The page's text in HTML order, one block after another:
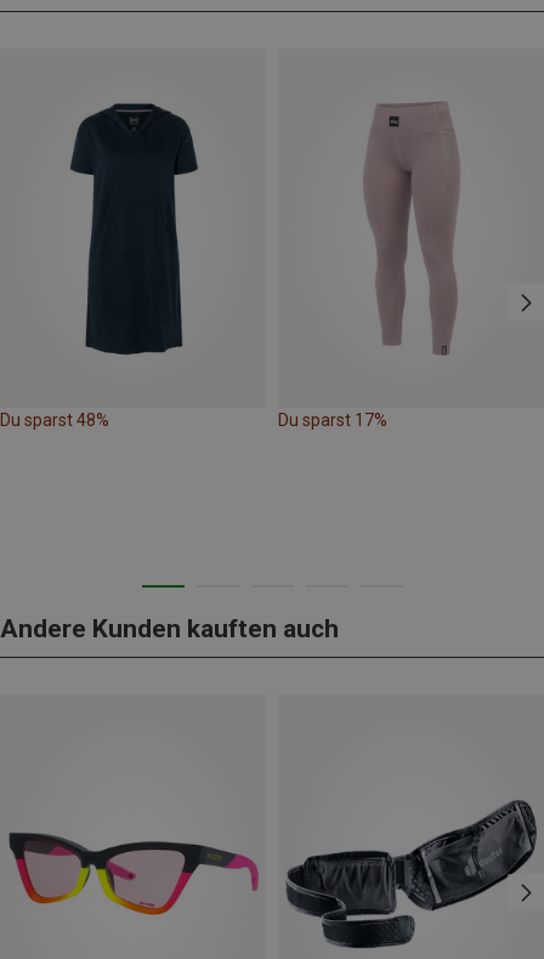
Du sparst 48% Du sparst 17%
Andere Kunden kauften auch